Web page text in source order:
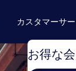
カスタマーサ
お得な